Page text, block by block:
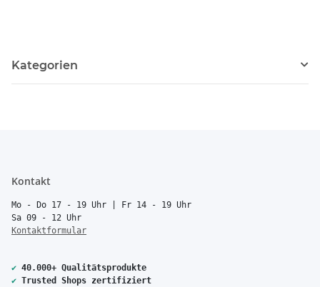
Kategorien
Kontakt
Mo - Do 17 - 19 Uhr | Fr 14 - 19 Uhr
Sa 09 - 12 Uhr
Kontaktformular
✔ 40.000+ Qualitätsprodukte
✔ Trusted Shops zertifiziert